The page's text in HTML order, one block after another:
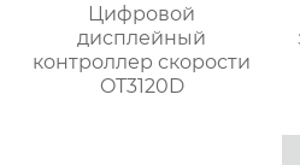
Цифровой
дисплейный
контроллер скорости
OT3120D